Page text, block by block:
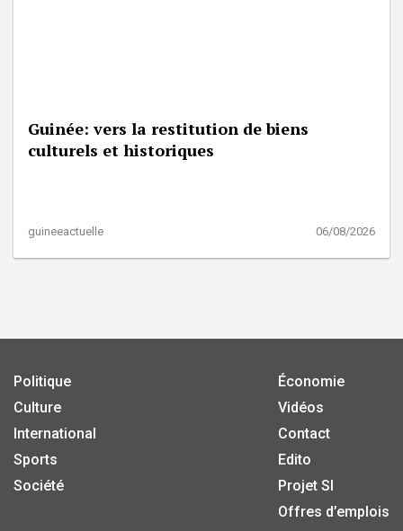
Guinée: vers la restitution de biens
culturels et historiques
guineeactuelle 06/08/2026
Politique
Culture
International
Sports
Société
Économie
Vidéos
Contact
Edito
Projet SI
Offres d’emplois